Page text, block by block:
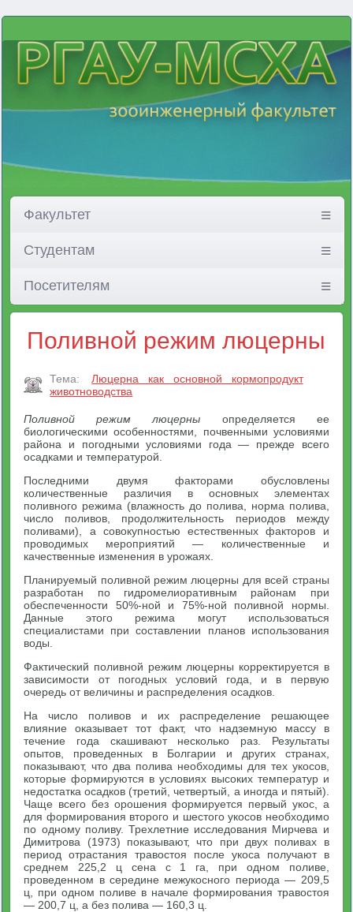
Факультет
Студентам
Посетителям
Поливной режим люцерны
Тема:
Люцерна как основной кормопродукт
животноводства
Поливной режим люцерны определяется ее
биологическими особенностями, почвенными условиями
района и погодными условиями года — прежде всего
осадками и температурой.
Последними двумя факторами обусловлены
количественные различия в основных элементах
поливного режима (влажность до полива, норма полива,
число поливов, продолжительность периодов между
поливами), а совокупностью естественных факторов и
проводимых мероприятий — количественные и
качественные изменения в урожаях.
Планируемый поливной режим люцерны для всей страны
разработан по гидромелиоративным районам при
обеспеченности 50%-ной и 75%-ной поливной нормы.
Данные этого режима могут использоваться
специалистами при составлении планов использования
воды.
Фактический поливной режим люцерны корректируется в
зависимости от погодных условий года, и в первую
очередь от величины и распределения осадков.
На число поливов и их распределение решающее
влияние оказывает тот факт, что надземную массу в
течение года скашивают несколько раз. Результаты
опытов, проведенных в Болгарии и других странах,
показывают, что два полива необходимы для тех укосов,
которые формируются в условиях высоких температур и
недостатка осадков (третий, четвертый, а иногда и пятый).
Чаще всего без орошения формируется первый укос, а
для формирования второго и шестого укосов необходимо
по одному поливу. Трехлетние исследования Мирчева и
Димитрова (1973) показывают, что при двух поливах в
период отрастания травостоя после укоса получают в
среднем 225,2 ц сена с 1 га, при одном поливе,
проведенном в середине межукосного периода — 209,5
ц, при одном поливе в начале формирования травостоя
— 200,7 ц, а без полива — 160,3 ц.